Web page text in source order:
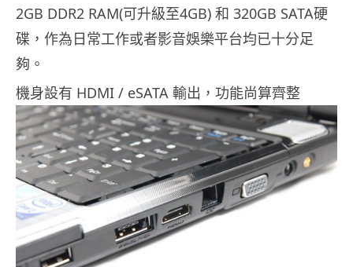
2GB DDR2 RAM(可升級至4GB) 和 320GB SATA硬
碟，作為日常工作或者影音娛樂平台均已十分足
夠。
機身設有 HDMI / eSATA 輸出，功能尚算齊整